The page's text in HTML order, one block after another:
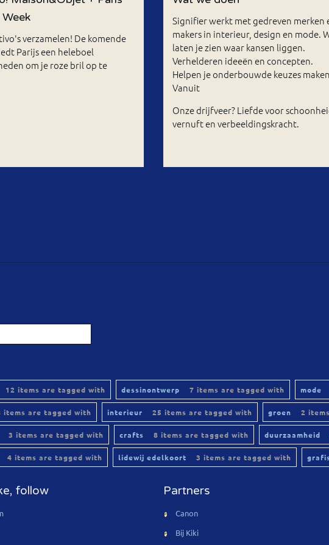
verzamelen! De komende
Parijs een heleboel
om je roze bril op te
Signifier werkt met gedreven merken
makers in interieur, design en mode.
laten je zien waar kansen liggen.
Verhelderen ideeën en concepten.
Helpen je onderbouwde keuzes
Vanuit
Onze drijfveer? Liefde voor
vernuft en verbeeldingskracht.
12 items are tagged with dessinontwerp 7 items are tagged with mode
items are tagged with interieur 25 items are tagged with groen 2
3 items are tagged with crafts 8 items are tagged with duurzaamheid
4 items are tagged with lidewij edelkoort 3 items are tagged with
follow Partners
Canon
Bij Kiki